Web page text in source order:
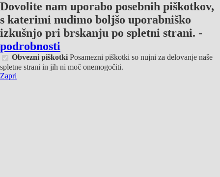
Dovolite nam uporabo posebnih piškotkov,
s katerimi nudimo boljšo uporabniško
izkušnjo pri brskanju po spletni strani. -
podrobnosti
Obvezni piškotki Posamezni piškotki so nujni za delovanje naše
spletne strani in jih ni moč onemogočiti.
Zapri